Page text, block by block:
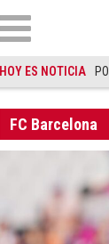
HOY ES NOTICIA
FC Barcelona